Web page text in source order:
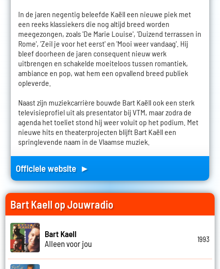
In de jaren negentig beleefde Kaëll een nieuwe piek met
een reeks klassiekers die nog altijd breed worden
meegezongen, zoals 'De Marie Louise', 'Duizend terrassen in
Rome', 'Zeil je voor het eerst' en 'Mooi weer vandaag'. Hij
bleef doorheen de jaren consequent nieuw werk
uitbrengen en schakelde moeiteloos tussen romantiek,
ambiance en pop, wat hem een opvallend breed publiek
opleverde.
Naast zijn muziekcarrière bouwde Bart Kaëll ook een sterk
televisieprofiel uit als presentator bij VTM, maar zodra de
agenda het toeliet stond hij weer voluit op het podium. Met
nieuwe hits en theaterprojecten blijft Bart Kaëll een
springlevende naam in de Vlaamse muziek.
Officiele website ►
Bart Kaell op Jouwradio
Bart Kaell
Alleen voor jou
1993